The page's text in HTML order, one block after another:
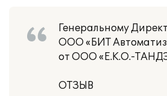
Генеральному
ООО «БИТ
от ООО «Е.К.О.-
ОТЗЫВ